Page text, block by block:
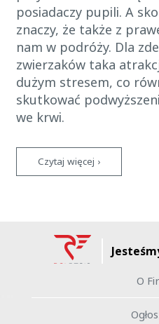
posiadaczy pupili. A
znaczy, że także z
nam w podróży. Dla
zwierzaków taka
dużym stresem, co
skutkować
we krwi.
Czytaj więcej ›
O